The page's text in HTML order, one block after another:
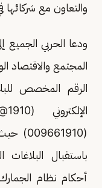
والتعاون مع شركائها
ودعا الحربي الجميع
المجتمع والاقتصاد
الإلكتروني (1910@zatca.gov.sa
باستقبال البلاغات
أحكام نظام